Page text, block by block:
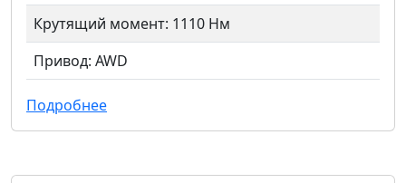
Крутящий момент: 1110 Нм
Привод: AWD
Подробнее